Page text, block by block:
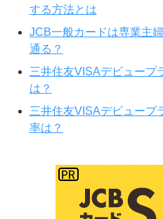
する方法とは
JCB一般カードは専業主
通る？
三井住友VISAデビュープ
は？
三井住友VISAデビュープ
率は？